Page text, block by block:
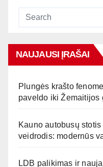
NAUJAUSI ĮRAŠAI
Plungės krašto
paveldo iki Žemaitijos
Kauno autobusų
veidrodis: modernūs
LDB palikimas ir